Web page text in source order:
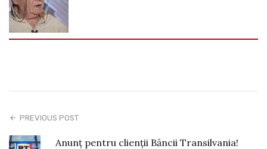
PREVIOUS POST
Anunț pentru clienții Băncii Transilvania!